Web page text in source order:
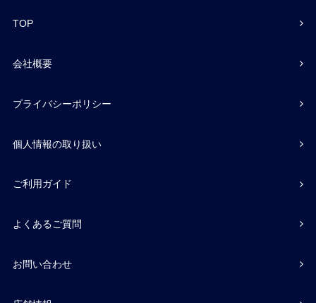
TOP
会社概要
プライバシーポリシー
個人情報の取り扱い
ご利用ガイド
よくあるご質問
お問い合わせ